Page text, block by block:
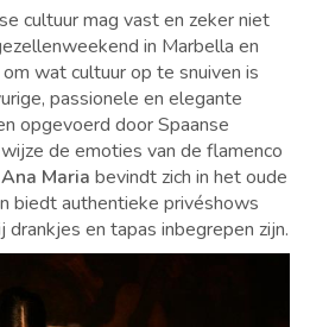
cultuur mag vast en zeker niet
in Marbella en
wat cultuur op te snuiven is
passionele en elegante
opgevoerd door Spaanse
de emoties van de flamenco
Maria bevindt zich in het oude
biedt authentieke privéshows
en tapas inbegrepen zijn.